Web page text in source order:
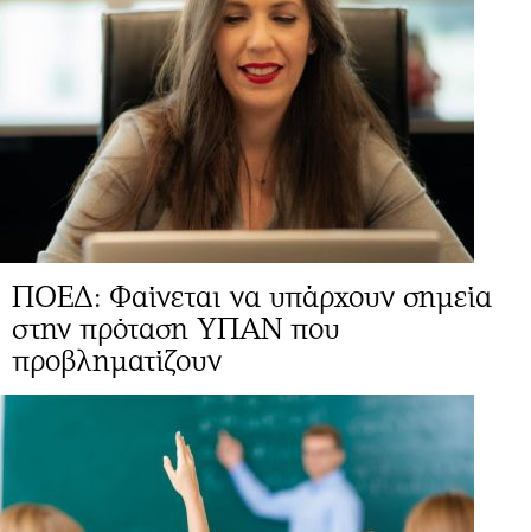
ΠΟΕΔ: Φαίνεται να υπάρχουν σημεία
στην πρόταση ΥΠΑΝ που
προβληματίζουν